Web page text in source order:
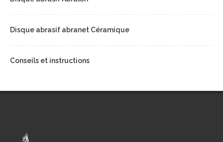
Disque abrasif abranet Céramique
Conseils et instructions